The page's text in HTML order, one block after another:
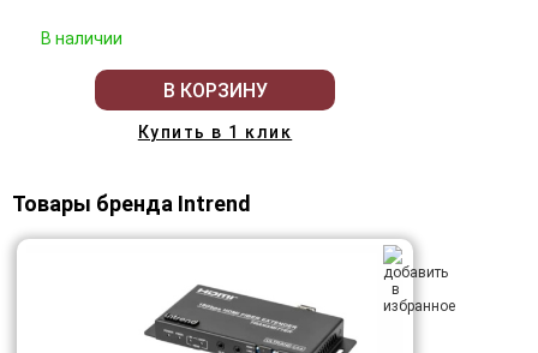
В наличии
В КОРЗИНУ
Купить в 1 клик
Товары бренда Intrend